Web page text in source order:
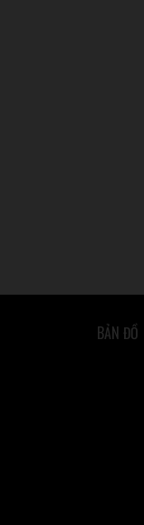
BẢN ĐỒ